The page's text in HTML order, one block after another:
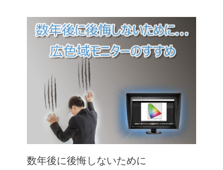
数年後に後悔しないために